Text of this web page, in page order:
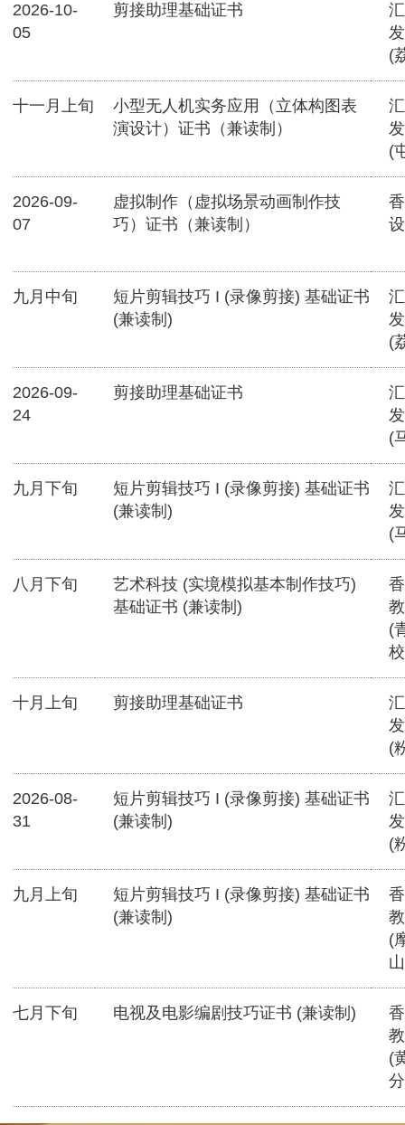
2026-10-
05
剪接助理基础证书
(
十一月上旬
小型无人机实务应用（立体构图表
演设计）证书（兼读制）
(
2026-09-
07
虚拟制作（虚拟场景动画制作技
巧）证书（兼读制）
九月中旬
短片剪辑技巧 I (录像剪接) 基础证书
(兼读制)
(
2026-09-
24
剪接助理基础证书
(
九月下旬
短片剪辑技巧 I (录像剪接) 基础证书
(兼读制)
(
八月下旬
艺术科技 (实境模拟基本制作技巧)
基础证书 (兼读制)
(
十月上旬 剪接助理基础证书
(
2026-08-
31
短片剪辑技巧 I (录像剪接) 基础证书
(兼读制)
(
九月上旬
短片剪辑技巧 I (录像剪接) 基础证书
(兼读制)
(
七月下旬 电视及电影编剧技巧证书 (兼读制)
(